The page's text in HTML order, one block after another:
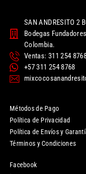
SAN ANDRESITO 2
Bodegas
Colombia.
Ventas: 311 254
+57 311 254 8768
Métodos de Pago
Política de Privacidad
Política de Envíos y
Términos y Condiciones
Facebook